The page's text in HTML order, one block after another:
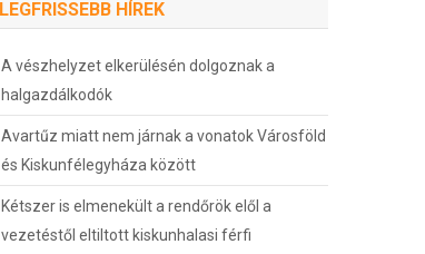
LEGFRISSEBB HÍREK
A vészhelyzet elkerülésén dolgoznak a
halgazdálkodók
Avartűz miatt nem járnak a vonatok Városföld
és Kiskunfélegyháza között
Kétszer is elmenekült a rendőrök elől a
vezetéstől eltiltott kiskunhalasi férfi